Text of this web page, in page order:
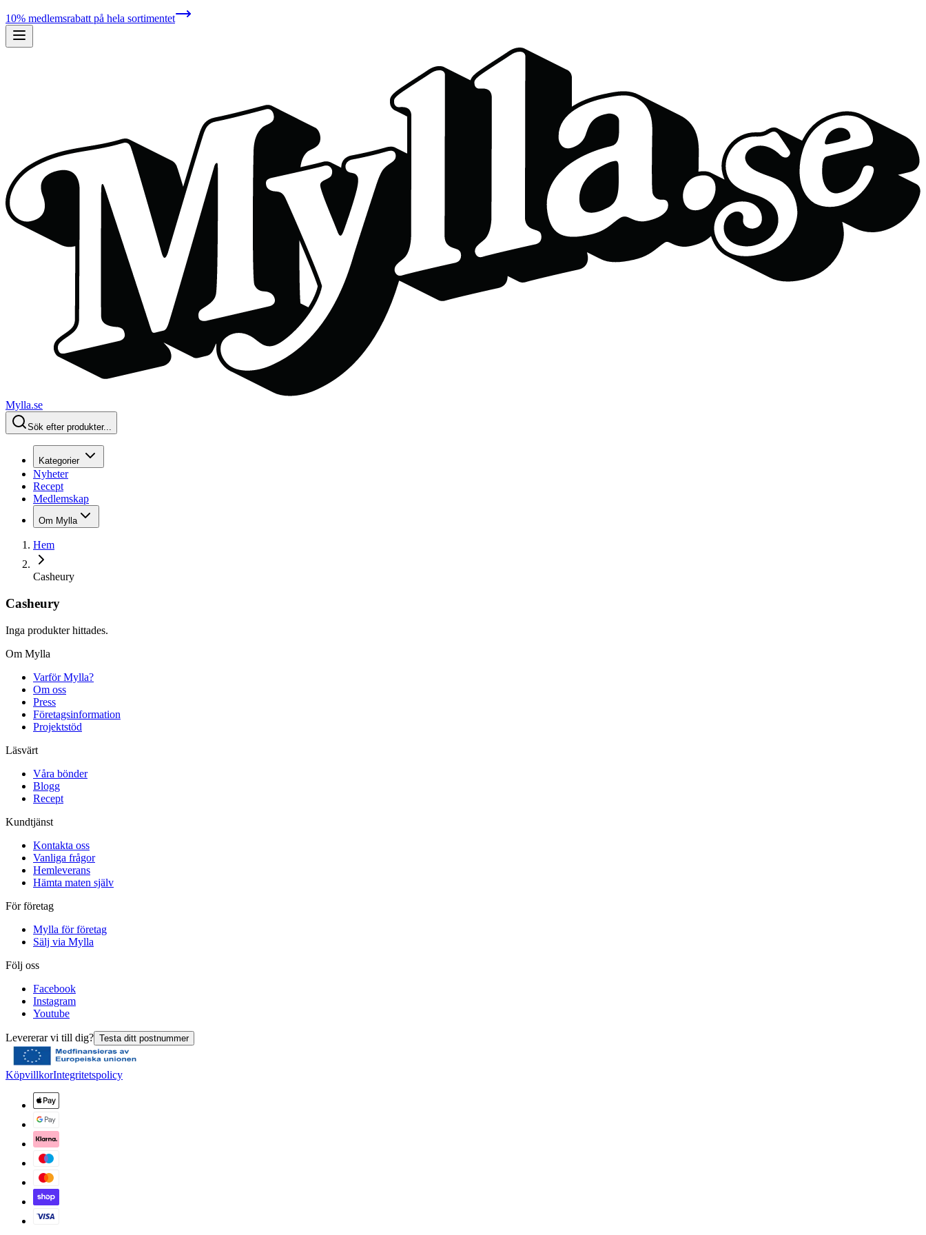
10% medlemsrabatt på hela sortimentet
Mylla.se
Sök efter produkter...
Kategorier
Nyheter
Recept
Medlemskap
Om Mylla
Hem
Casheury
Casheury
Inga produkter hittades.
Om Mylla
Varför Mylla?
Om oss
Press
Företagsinformation
Projektstöd
Läsvärt
Våra bönder
Blogg
Recept
Kundtjänst
Kontakta oss
Vanliga frågor
Hemleverans
Hämta maten själv
För företag
Mylla för företag
Sälj via Mylla
Följ oss
Facebook
Instagram
Youtube
Levererar vi till dig? Testa ditt postnummer
KöpvillkorIntegritetspolicy